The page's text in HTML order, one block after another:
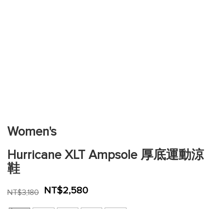
庫
開
頭
Women's
Hurricane XLT Ampsole 厚底運動涼
鞋
NT$2,580
NT$3,180